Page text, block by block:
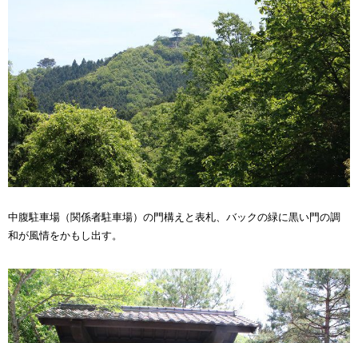
中腹駐車場（関係者駐車場）の門構えと表札、バックの緑に黒い門の調
和が風情をかもし出す。